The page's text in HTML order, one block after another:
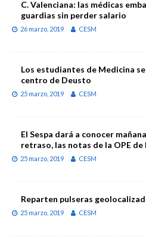
C. Valenciana: las médicas
guardias sin perder salario
26 marzo, 2019 CESM
Los estudiantes de Medicina
centro de Deusto
25 marzo, 2019 CESM
El Sespa dará a conocer
retraso, las notas de la OPE de
25 marzo, 2019 CESM
Reparten pulseras
25 marzo, 2019 CESM